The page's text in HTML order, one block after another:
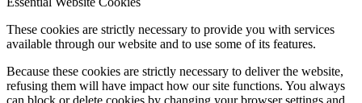
These cookies are strictly necessary to provide you with services
available through our website and to use some of its features.
Because these cookies are strictly necessary to deliver the website,
refusing them will have impact how our site functions. You always
can block or delete cookies by changing your browser settings and